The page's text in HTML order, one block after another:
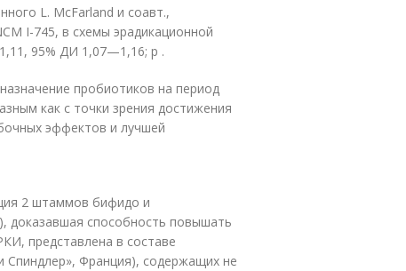
L. McFarland и соавт.,
I-745, в схемы эрадикационной
95% ДИ 1,07—1,16; p .
пробиотиков на период
как с точки зрения достижения
эффектов и лучшей
2 штаммов бифидо и
доказавшая способность повышать
представлена в составе
Франция), содержащих не